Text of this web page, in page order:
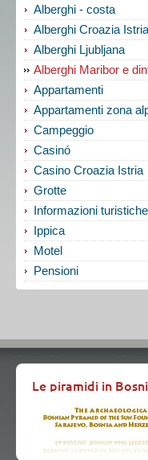
Alberghi - costa
Alberghi Croazia Istria
Alberghi Ljubljana
Alberghi Maribor e
Appartamenti
Appartamenti zona
Campeggio
Casinó
Casino Croazia Istria
Grotte
Informazioni turistiche
Ippica
Motel
Pensioni
Le piramidi in